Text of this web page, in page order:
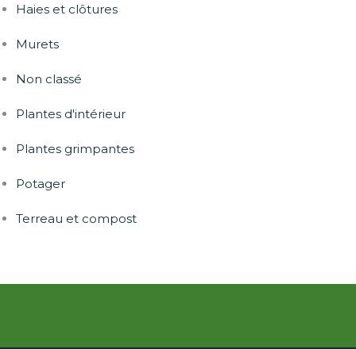
Haies et clôtures
Murets
Non classé
Plantes d'intérieur
Plantes grimpantes
Potager
Terreau et compost